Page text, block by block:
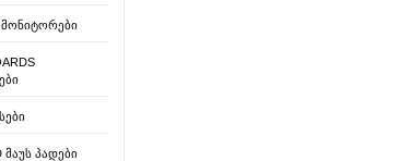
ᲛᲝᲜᲘᲢᲝᲠᲔᲑᲘ
ᲛᲐᲣᲡ ᲞᲐᲓᲔᲑᲘ